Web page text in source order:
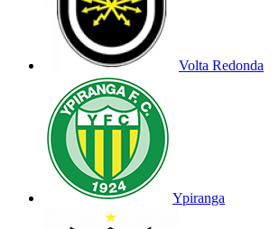
Volta Redonda
Ypiranga